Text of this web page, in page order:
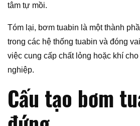
tâm tự mồi.
Tóm lại, bơm tuabin là một thành
trong các hệ thống tuabin và đóng
việc cung cấp chất lỏng hoặc khí
nghiệp.
Cấu tạo bơm